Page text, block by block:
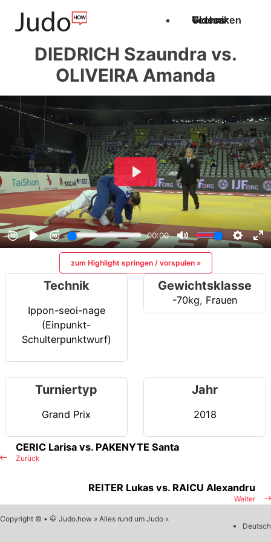
Techniken
Videos
Glossar
DIEDRICH Szaundra vs.
OLIVEIRA Amanda
zum Highlight springen / vorspulen »
Technik
Ippon-seoi-nage
(Einpunkt-
Schulterpunktwurf)
Gewichtsklasse
-70kg, Frauen
Turniertyp
Grand Prix
Jahr
2018
Zurück
CERIC Larisa vs. PAKENYTE Santa
Weiter
REITER Lukas vs. RAICU Alexandru
Copyright © • 🥋 Judo.how » Alles rund um Judo «
Deutsch